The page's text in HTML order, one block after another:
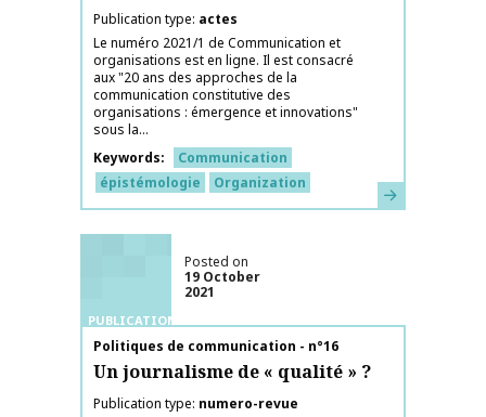
Publication type actes
Le numéro 2021/1 de Communication et
organisations est en ligne. Il est consacré
aux "20 ans des approches de la
communication constitutive des
organisations : émergence et innovations"
sous la...
Keywords
Communication
épistémologie
Organization Learn more
PUBLICATIONS
Posted on
19 October
2021
Publication name
Politiques de communication - n°16
Un journalisme de « qualité » ?
Publication type numero-revue